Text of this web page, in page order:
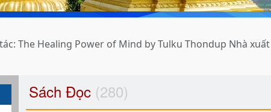
tác: The Healing Power of Mind by Tulku Thondup Nhà
Sách Đọc (280)